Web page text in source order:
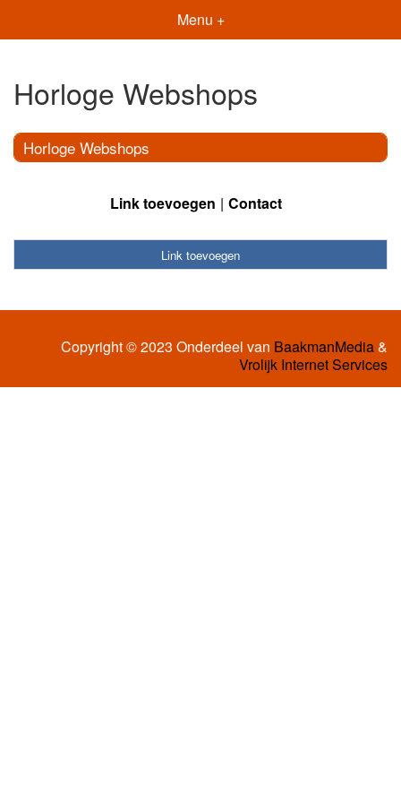
Menu +
Horloge Webshops
Horloge Webshops
Link toevoegen Contact
Link toevoegen
Copyright © 2023 Onderdeel van BaakmanMedia&
Vrolijk Internet Services